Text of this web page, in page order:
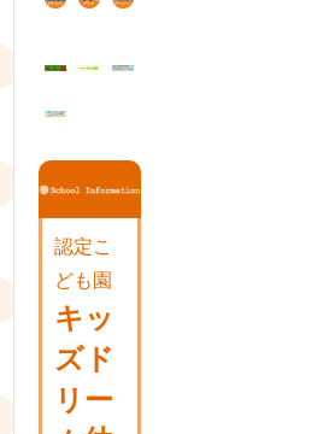
シ
認定こ
ども園
キッ
ズド
リー